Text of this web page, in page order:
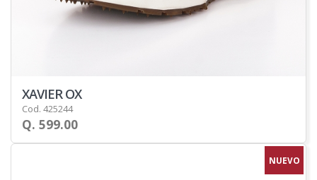
XAVIER OX
Cod. 425244
Q. 599.00
NUEVO